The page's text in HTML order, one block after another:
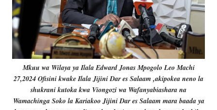
Mkuu wa Wilaya ya Ilala Edward Jonas Mpogolo Leo Machi
27,2024 Ofisini kwake Ilala Jijini Dar es Salaam ,akipokea neno la
shukrani kutoka kwa Viongozi wa Wafanyabiashara na
Wamachinga Soko la Kariakoo Jijini Dar es Salaam mara baada ya